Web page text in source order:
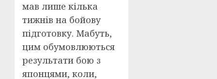
мав лише кілька
тижнів на бойову
підготовку. Мабуть,
цим обумовлюються
результати бою з
японцями, коли,